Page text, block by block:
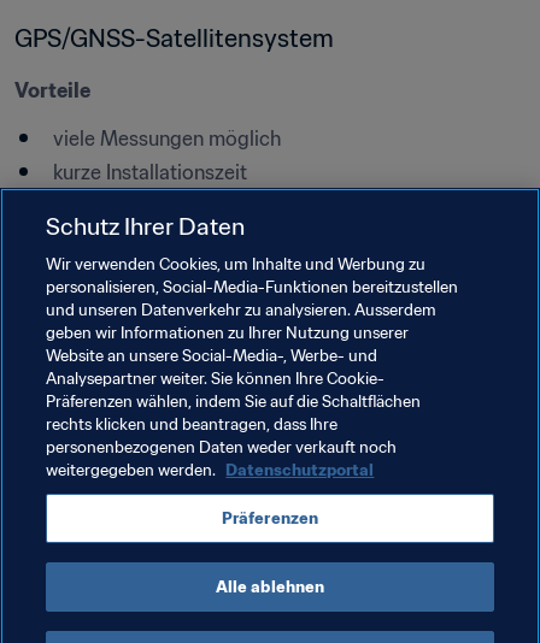
GPS/GNSS-Satellitensystem
Vorteile
viele Messungen möglich
kurze Installationszeit
Nachteile
Gerät, das am Spieler befestigt werden muss, und
Grösse des Geräts sind bei Spielen problematisch
Sichtlinie des Satellitensignals im Stadion
mangelnde Genauigkeit der gemessenen Daten
Zuletzt aktualisiert: Donnerstag, 2. September 2021 um
15:12
Schutz Ihrer Daten
Wir verwenden Cookies, um Inhalte und Werbung zu
personalisieren, Social-Media-Funktionen bereitzustellen
und unseren Datenverkehr zu analysieren. Ausserdem
geben wir Informationen zu Ihrer Nutzung unserer
Website an unsere Social-Media-, Werbe- und
Analysepartner weiter. Sie können Ihre Cookie-
Präferenzen wählen, indem Sie auf die Schaltflächen
rechts klicken und beantragen, dass Ihre
personenbezogenen Daten weder verkauft noch
weitergegeben werden. Datenschutzportal
Präferenzen
Alle ablehnen